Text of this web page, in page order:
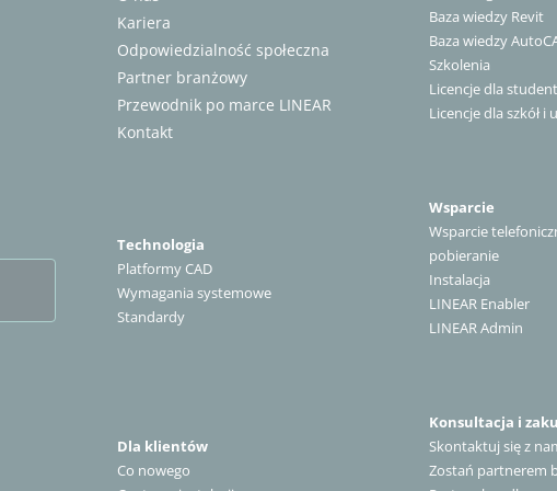
Kariera
Odpowiedzialność społeczna
Partner branżowy
Przewodnik po marce LINEAR
Kontakt
Technologia
Platformy CAD
Wymagania systemowe
Standardy
Dla klientów
Co nowego
Baza wiedzy Revit
Baza wiedzy
Szkolenia
Licencje dla
Licencje dla szkół i
Wsparcie
Wsparcie
pobieranie
Instalacja
LINEAR Enabler
LINEAR Admin
Konsultacja i
Skontaktuj się z
Zostań partnerem